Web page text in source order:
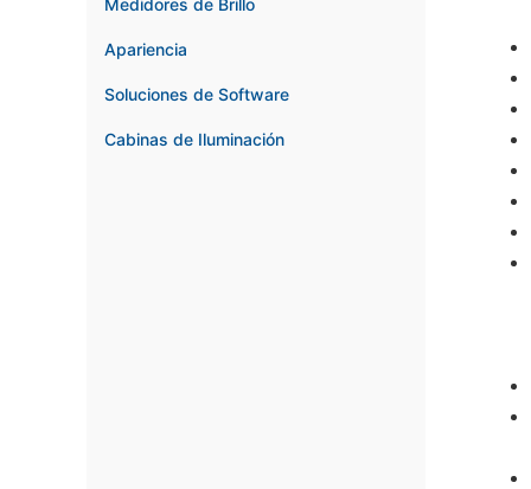
Medidores de Brillo
Apariencia
Soluciones de Software
Cabinas de Iluminación